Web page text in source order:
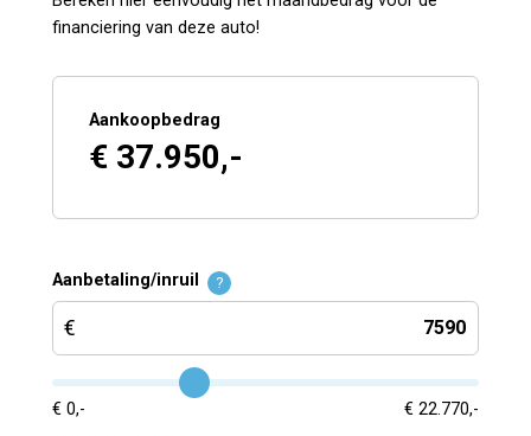
financiering van deze auto!
Aankoopbedrag
€ 37.950,-
Aanbetaling/inruil ?
€ 0,-
€ 22.770,-